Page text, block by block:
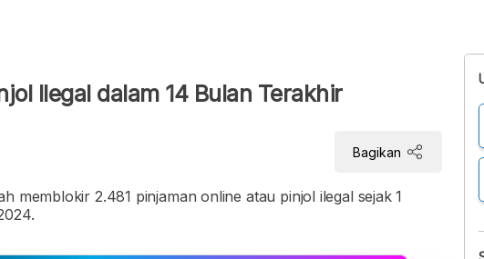
Ilegal dalam 14 Bulan Terakhir
Bagikan
memblokir 2.481 pinjaman online atau pinjol ilegal sejak 1